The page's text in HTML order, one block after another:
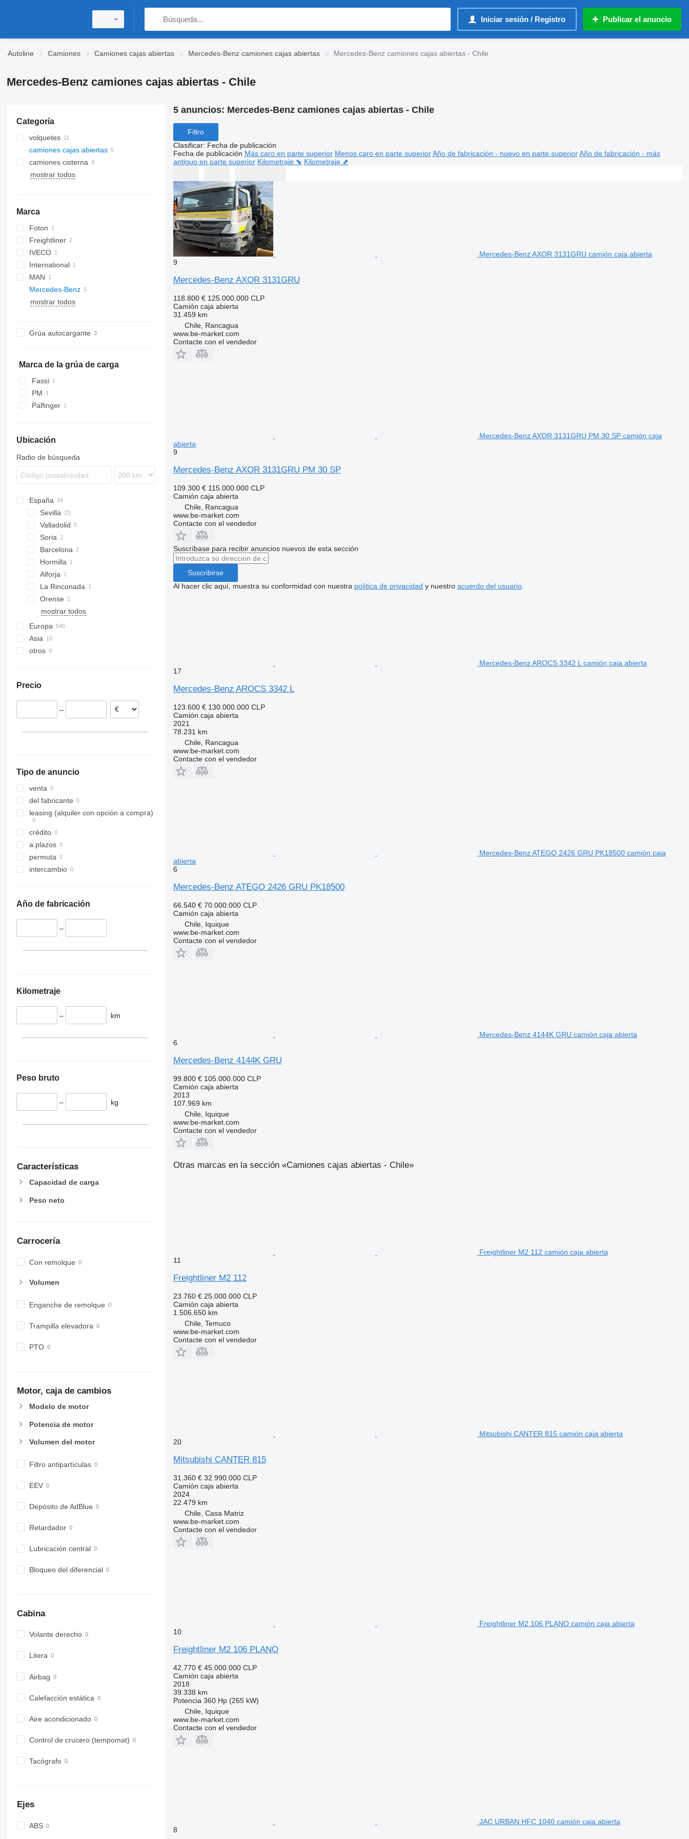
Iniciar sesión / Registro Publicar el anuncio
Autoline Camiones Camiones cajas abiertas Mercedes-Benz camiones cajas abiertas Mercedes-Benz camiones cajas abiertas - Chile
Mercedes-Benz camiones cajas abiertas - Chile
Categoría
volquetes
camiones cajas abiertas
camiones cisterna
mostrar todos
Marca
Foton
Aumark
Freightliner
IVECO
International
7600
HFC
MAN
TGS
Mercedes-Benz
Arocs
Axor 3131
Canter
mostrar todos
Grúa autocargante
Marca de la grúa de carga
Fassi
PM
Palfinger
Ubicación
Radio de búsqueda
España
Sevilla
Valladolid
Soria
Barcelona
Hormilla
Alforja
La Rinconada
Orense
mostrar todos
Europa
Reino Unido
Noruega
Asia
otros
Argentina
Precio
–
Tipo de anuncio
venta
del fabricante
leasing (alquiler con opción a compra)
crédito
a plazos
permuta
intercambio
Año de fabricación
–
Kilometraje
– km
Peso bruto
– kg
Características
Capacidad de carga
Peso neto
Carrocería
Con remolque
Volumen
Enganche de remolque
Trampilla elevadora
PTO
Motor, caja de cambios
Modelo de motor
Potencia de motor
Volumen del motor
Filtro antipartículas
EEV
Depósito de AdBlue
Retardador
Lubricación central
Bloqueo del diferencial
Cabina
Volante derecho
Litera
Airbag
Calefacción estática
Aire acondicionado
Control de crucero (tempomat)
Tacógrafo
Ejes
ABS
5 anuncios: Mercedes-Benz camiones cajas abiertas - Chile
Filtro
Clasificar: Fecha de publicación
Fecha de publicación Más caro en parte superior Menos caro en parte superior Año de fabricación - nuevo en parte superior Año de fabricación - más
antiguo en parte superior Kilometraje ⬊ Kilometraje ⬈
Mercedes-Benz AXOR 3131GRU camión caja abierta
9
Mercedes-Benz AXOR 3131GRU
118.800 € 125.000.000 CLP
Camión caja abierta
31.459 km
Chile, Rancagua
www.be-market.com
Contacte con el vendedor
Mercedes-Benz AXOR 3131GRU PM 30 SP camión caja
abierta
9
Mercedes-Benz AXOR 3131GRU PM 30 SP
109.300 € 115.000.000 CLP
Camión caja abierta
Chile, Rancagua
www.be-market.com
Contacte con el vendedor
Suscríbase para recibir anuncios nuevos de esta sección
Suscribirse
Al hacer clic aquí, muestra su conformidad con nuestra política de privacidad y nuestro acuerdo del usuario.
Mercedes-Benz AROCS 3342 L camión caja abierta
17
Mercedes-Benz AROCS 3342 L
123.600 € 130.000.000 CLP
Camión caja abierta
2021
78.231 km
Chile, Rancagua
www.be-market.com
Contacte con el vendedor
Mercedes-Benz ATEGO 2426 GRU PK18500 camión caja
abierta
6
Mercedes-Benz ATEGO 2426 GRU PK18500
66.540 € 70.000.000 CLP
Camión caja abierta
Chile, Iquique
www.be-market.com
Contacte con el vendedor
Mercedes-Benz 4144K GRU camión caja abierta
6
Mercedes-Benz 4144K GRU
99.800 € 105.000.000 CLP
Camión caja abierta
2013
107.969 km
Chile, Iquique
www.be-market.com
Contacte con el vendedor
Otras marcas en la sección «Camiones cajas abiertas - Chile»
Freightliner M2 112 camión caja abierta
11
Freightliner M2 112
23.760 € 25.000.000 CLP
Camión caja abierta
1.506.650 km
Chile, Temuco
www.be-market.com
Contacte con el vendedor
Mitsubishi CANTER 815 camión caja abierta
20
Mitsubishi CANTER 815
31.360 € 32.990.000 CLP
Camión caja abierta
2024
22.479 km
Chile, Casa Matriz
www.be-market.com
Contacte con el vendedor
Freightliner M2 106 PLANO camión caja abierta
10
Freightliner M2 106 PLANO
42.770 € 45.000.000 CLP
Camión caja abierta
2018
39.338 km
Potencia 360 Hp (265 kW)
Chile, Iquique
www.be-market.com
Contacte con el vendedor
JAC URBAN HFC 1040 camión caja abierta
8